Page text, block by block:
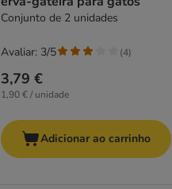
Conjunto de 2 unidades
3,79 €
1,90 € / unidade
Avaliar: 3/5 (4)
Adicionar ao carrinho